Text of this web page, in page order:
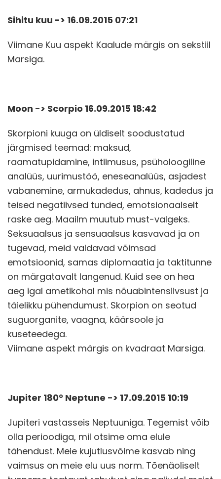
Sihitu kuu -> 16.09.2015 07:21
Viimane Kuu aspekt Kaalude märgis on sekstiil
Marsiga.
Moon -> Scorpio 16.09.2015 18:42
Skorpioni kuuga on üldiselt soodustatud
järgmised teemad: maksud,
raamatupidamine, intiimusus, psüholoogiline
analüüs, uurimustöö, eneseanalüüs, asjadest
vabanemine, armukadedus, ahnus, kadedus ja
teised negatiivsed tunded, emotsionaalselt
raske aeg. Maailm muutub must-valgeks.
Seksuaalsus ja sensuaalsus kasvavad ja on
tugevad, meid valdavad võimsad
emotsioonid, samas diplomaatia ja taktitunne
on märgatavalt langenud. Kuid see on hea
aeg igal ametikohal mis nõuabintensiivsust ja
täielikku pühendumust. Skorpion on seotud
suguorganite, vaagna, käärsoole ja
kuseteedega.
Viimane aspekt märgis on kvadraat Marsiga.
Jupiter 180° Neptune -> 17.09.2015 10:19
Jupiteri vastasseis Neptuuniga. Tegemist võib
olla perioodiga, mil otsime oma elule
tähendust. Meie kujutlusvõime kasvab ning
vaimsus on meie elu uus norm. Tõenäoliselt